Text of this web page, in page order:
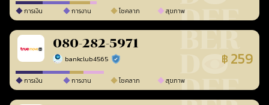
การเงิน การงาน โชคลาภ สุขภาพ
080-282-5971
bankclub4565 ร้านยืนยันแล้ว ฿ 259
การเงิน การงาน โชคลาภ สุขภาพ